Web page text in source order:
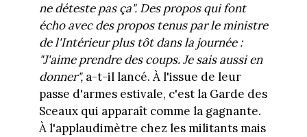
ne déteste pas ça". Des propos qui font
écho avec des propos tenus par le ministre
de l'Intérieur plus tôt dans la journée :
"J'aime prendre des coups. Je sais aussi en
donner", a-t-il lancé. À l'issue de leur
passe d'armes estivale, c'est la Garde des
Sceaux qui apparaît comme la gagnante.
À l'applaudimètre chez les militants mais